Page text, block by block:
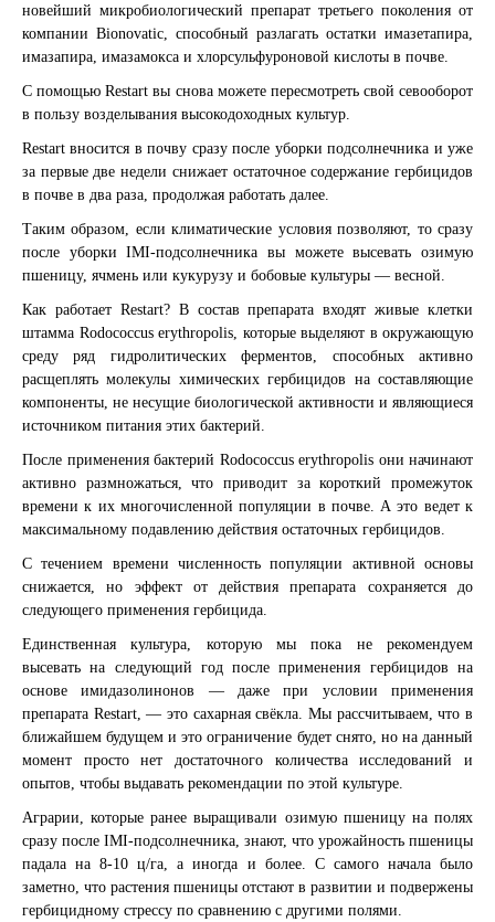
новейший микробиологический препарат третьего поколения от
компании Bionovatic, способный разлагать остатки имазетапира,
имазапира, имазамокса и хлорсульфуроновой кислоты в почве.
С помощью Restart вы снова можете пересмотреть свой севооборот
в пользу возделывания высокодоходных культур.
Restart вносится в почву сразу после уборки подсолнечника и уже
за первые две недели снижает остаточное содержание гербицидов
в почве в два раза, продолжая работать далее.
Таким образом, если климатические условия позволяют, то сразу
после уборки IMI-подсолнечника вы можете высевать озимую
пшеницу, ячмень или кукурузу и бобовые культуры — весной.
Как работает Restart? В состав препарата входят живые клетки
штамма Rodococcus erythropolis, которые выделяют в окружающую
среду ряд гидролитических ферментов, способных активно
расщеплять молекулы химических гербицидов на составляющие
компоненты, не несущие биологической активности и являющиеся
источником питания этих бактерий.
После применения бактерий Rodococcus erythropolis они начинают
активно размножаться, что приводит за короткий промежуток
времени к их многочисленной популяции в почве. А это ведет к
максимальному подавлению действия остаточных гербицидов.
С течением времени численность популяции активной основы
снижается, но эффект от действия препарата сохраняется до
следующего применения гербицида.
Единственная культура, которую мы пока не рекомендуем
высевать на следующий год после применения гербицидов на
основе имидазолинонов — даже при условии применения
препарата Restart, — это сахарная свёкла. Мы рассчитываем, что в
ближайшем будущем и это ограничение будет снято, но на данный
момент просто нет достаточного количества исследований и
опытов, чтобы выдавать рекомендации по этой культуре.
Аграрии, которые ранее выращивали озимую пшеницу на полях
сразу после IMI-подсолнечника, знают, что урожайность пшеницы
падала на 8-10 ц/га, а иногда и более. С самого начала было
заметно, что растения пшеницы отстают в развитии и подвержены
гербицидному стрессу по сравнению с другими полями.